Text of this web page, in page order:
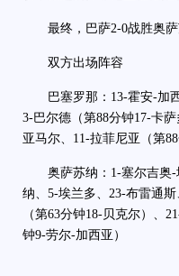
最终，巴萨2-0战胜奥萨
双方出场阵容
巴塞罗那：13-霍安-加西
3-巴尔德（第88分钟17-卡
亚马尔、11-拉菲尼亚（第
奥萨苏纳：1-塞尔吉奥-
纳、5-埃兰多、23-布雷通
（第63分钟18-贝克尔）、
钟9-劳尔-加西亚）